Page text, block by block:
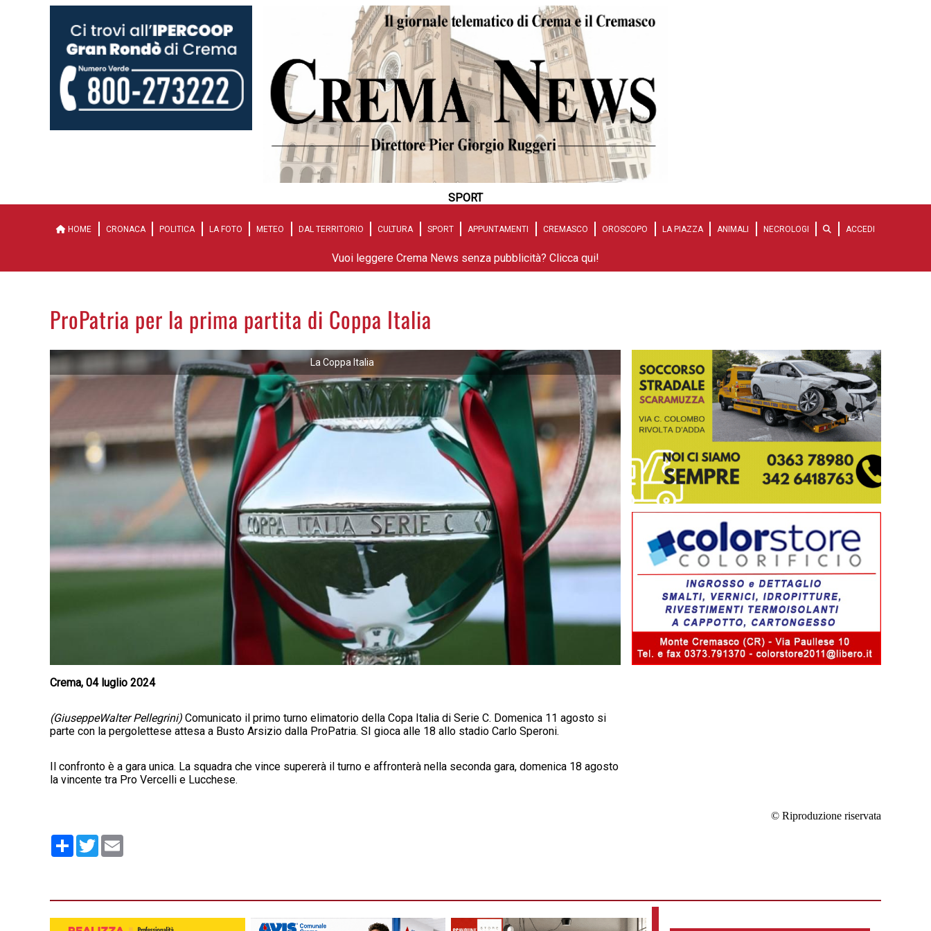
SPORT
HOME CRONACA POLITICA LA FOTO METEO DAL TERRITORIO CULTURA SPORT APPUNTAMENTI CREMASCO OROSCOPO LA PIAZZA ANIMALI NECROLOGI ACCEDI
Vuoi leggere Crema News senza pubblicità? Clicca qui!
ProPatria per la prima partita di Coppa Italia
La Coppa Italia
Crema, 04 luglio 2024
(GiuseppeWalter Pellegrini) Comunicato il primo turno elimatorio della Copa Italia di Serie C. Domenica 11 agosto si
parte con la pergolettese attesa a Busto Arsizio dalla ProPatria. SI gioca alle 18 allo stadio Carlo Speroni.
Il confronto è a gara unica. La squadra che vince supererà il turno e affronterà nella seconda gara, domenica 18 agosto
la vincente tra Pro Vercelli e Lucchese.
© Riproduzione riservata
Condividi
Twitter